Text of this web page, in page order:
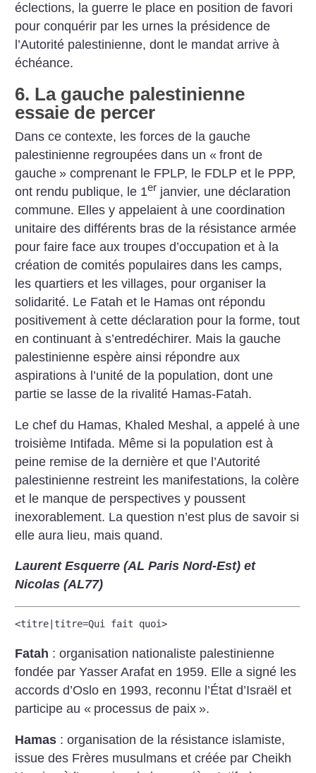
éclections, la guerre le place en position de favori
pour conquérir par les urnes la présidence de
l’Autorité palestinienne, dont le mandat arrive à
échéance.
6. La gauche palestinienne
essaie de percer
Dans ce contexte, les forces de la gauche
palestinienne regroupées dans un « front de
gauche » comprenant le FPLP, le FDLP et le PPP,
ont rendu publique, le 1er janvier, une déclaration
commune. Elles y appelaient à une coordination
unitaire des différents bras de la résistance armée
pour faire face aux troupes d’occupation et à la
création de comités populaires dans les camps,
les quartiers et les villages, pour organiser la
solidarité. Le Fatah et le Hamas ont répondu
positivement à cette déclaration pour la forme, tout
en continuant à s’entredéchirer. Mais la gauche
palestinienne espère ainsi répondre aux
aspirations à l’unité de la population, dont une
partie se lasse de la rivalité Hamas-Fatah.
Le chef du Hamas, Khaled Meshal, a appelé à une
troisième Intifada. Même si la population est à
peine remise de la dernière et que l’Autorité
palestinienne restreint les manifestations, la colère
et le manque de perspectives y poussent
inexorablement. La question n’est plus de savoir si
elle aura lieu, mais quand.
Laurent Esquerre (AL Paris Nord-Est) et
Nicolas (AL77)
<titre|titre=Qui fait quoi>
Fatah : organisation nationaliste palestinienne
fondée par Yasser Arafat en 1959. Elle a signé les
accords d’Oslo en 1993, reconnu l’État d’Israël et
participe au « processus de paix ».
Hamas : organisation de la résistance islamiste,
issue des Frères musulmans et créée par Cheikh